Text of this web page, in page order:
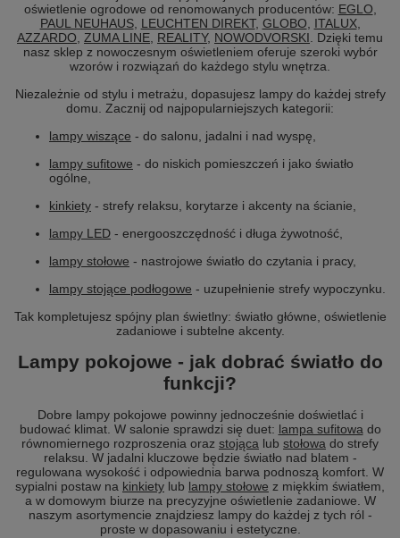
oświetlenie ogrodowe od renomowanych producentów: EGLO
PAUL NEUHAUS, LEUCHTEN DIREKT, GLOBO ITALUX,
AZZARDO
ZUMA LINE REALITY, NOWODVORSKI . Dzięki temu
nasz sklep z nowoczesnym oświetleniem oferuje szeroki wybór
wzorów i rozwiązań do każdego stylu wnętrza.
Niezależnie od stylu i metrażu, dopasujesz lampy do każdej strefy
domu. Zacznij od najpopularniejszych kategorii:
lampy wiszące - do salonu, jadalni i nad wyspę,
lampy sufitowe - do niskich pomieszczeń i jako światło
ogólne,
kinkiety - strefy relaksu, korytarze i akcenty na ścianie,
lampy LED - energooszczędność i długa żywotność,
lampy stołowe - nastrojowe światło do czytania i pracy,
lampy stojące podłogowe - uzupełnienie strefy wypoczynku.
Tak kompletujesz spójny plan świetlny: światło główne, oświetlenie
zadaniowe i subtelne akcenty.
Lampy pokojowe - jak dobrać światło do
funkcji?
Dobre lampy pokojowe powinny jednocześnie doświetlać i
budować klimat. W salonie sprawdzi się duet: lampa sufitowa do
równomiernego rozproszenia oraz stojąca lub stołowa do strefy
relaksu. W jadalni kluczowe będzie światło nad blatem -
regulowana wysokość i odpowiednia barwa podnoszą komfort. W
sypialni postaw na kinkiety lub lampy stołowe z miękkim światłem,
a w domowym biurze na precyzyjne oświetlenie zadaniowe. W
naszym asortymencie znajdziesz lampy do każdej z tych ról -
proste w dopasowaniu i estetyczne.